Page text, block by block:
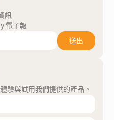
訊
電子報
送出
驗與試用我們提供的產品。